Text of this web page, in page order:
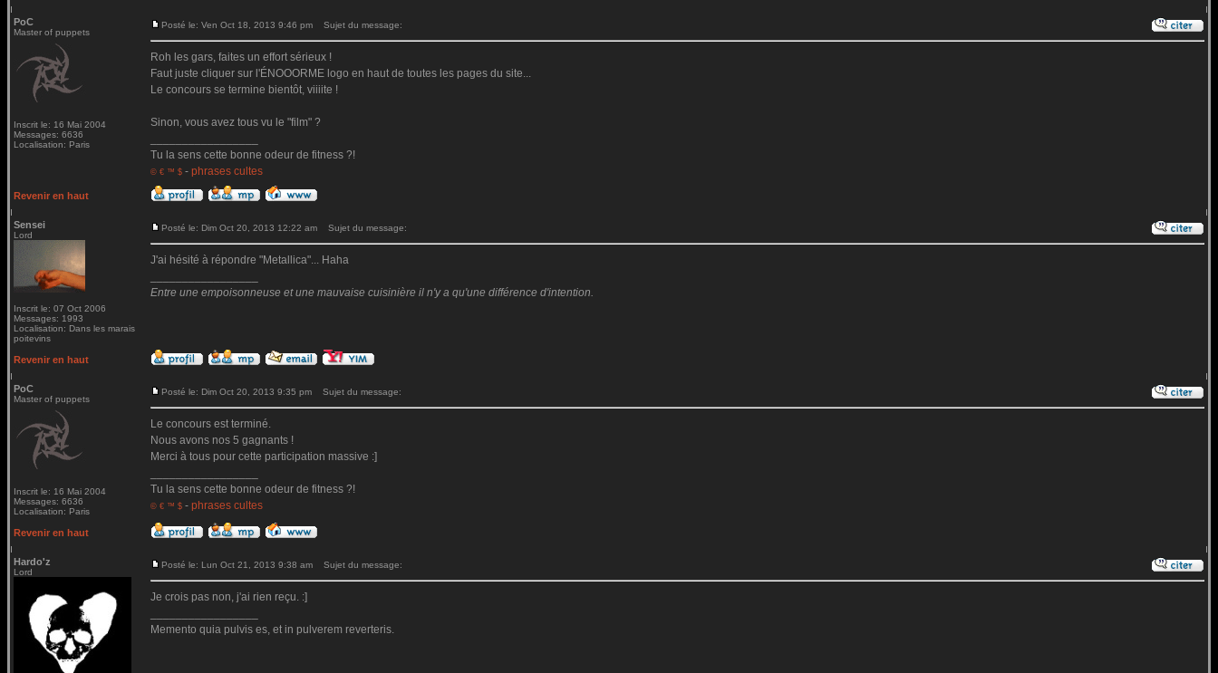
PoC
Master of puppets
Inscrit le: 16 Mai 2004
Messages: 6636
Localisation: Paris
Posté le: Ven Oct 18, 2013 9:46 pm Sujet du message:
Roh les gars, faites un effort sérieux !
Faut juste cliquer sur l'ÉNOOORME logo en haut de toutes les pages du site...
Le concours se termine bientôt, viiiite !
Sinon, vous avez tous vu le "film" ?
Tu la sens cette bonne odeur de fitness ?!
© € ™ $ - phrases cultes
Revenir en haut
Sensei
Lord
Inscrit le: 07 Oct 2006
Messages: 1993
Localisation: Dans les marais
poitevins
Posté le: Dim Oct 20, 2013 12:22 am Sujet du message:
J'ai hésité à répondre "Metallica"... Haha
Entre une empoisonneuse et une mauvaise cuisinière il n'y a qu'une différence d'intention.
Revenir en haut
PoC
Master of puppets
Inscrit le: 16 Mai 2004
Messages: 6636
Localisation: Paris
Posté le: Dim Oct 20, 2013 9:35 pm Sujet du message:
Le concours est terminé.
Nous avons nos 5 gagnants !
Merci à tous pour cette participation massive :]
Tu la sens cette bonne odeur de fitness ?!
© € ™ $ - phrases cultes
Revenir en haut
Hardo'z
Lord
Posté le: Lun Oct 21, 2013 9:38 am Sujet du message:
Je crois pas non, j'ai rien reçu. :]
Memento quia pulvis es, et in pulverem reverteris.